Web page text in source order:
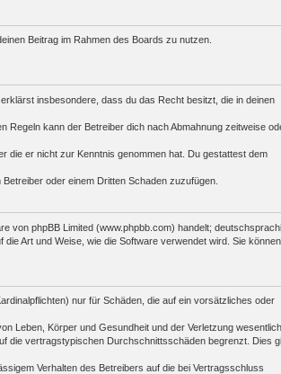
Beitrag im Rahmen des Boards zu nutzen.
insbesondere, dass du das Recht besitzt, die in deinen
Regeln kann der Betreiber dich nach Abmahnung zeitweise
die er nicht zur Kenntnis genommen hat. Du gestattest dem
oder einem Dritten Schaden zuzufügen.
von phpBB Limited (www.phpbb.com) handelt;
Art und Weise, wie die Software verwendet wird. Sie können
nur für Schäden, die auf ein vorsätzliches oder
Leben, Körper und Gesundheit und der Verletzung
die vertragstypischen Durchschnittsschäden begrenzt. Dies
Verhalten des Betreibers auf die bei Vertragsschluss